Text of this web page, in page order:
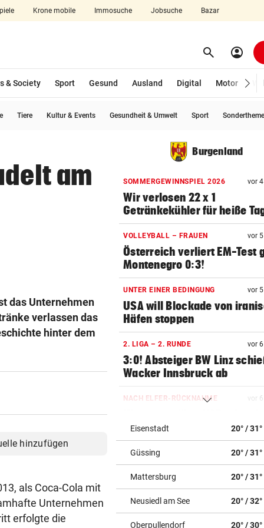
Krone mobile Immosuche Jobsuche Bazar
aufklappen search Suchen
account_circle
& Society Sport Gesund Ausland Digital Motor
Tiere Kultur & Events Gesundheit & Umwelt Sport
am
das Unternehmen
verlassen das
hinter dem
hinzufügen
als Coca-Cola mit
Unternehmen
erfolgte die
Burgenland
SOMMERGEWINNSPIEL 2026 vor
Wir verlosen 22 x 1
Getränkekühler für heiße
VOLLEYBALL – FRAUEN vor
Österreich verliert EM-Test
Montenegro 0:3!
UNTER EINER BEDINGUNG vor
USA will Blockade von
Häfen stoppen
2. LIGA – 2. RUNDE vor
3:0! Absteiger BW Linz
Wacker Innsbruck ab
NACH ELFER-RÜCKNAHME vor
absoluter Skandal!“
WEGEN CEUTA-KRISE vor
Spanien kontert: Jetzt
Grenzkontrollen für Italien
Klubs aus Holland und
Eisenstadt 20° / 31°
Güssing 20° / 31°
Mattersburg 20° / 31°
Neusiedl am See 20° / 32°
Oberpullendorf 20° / 30°